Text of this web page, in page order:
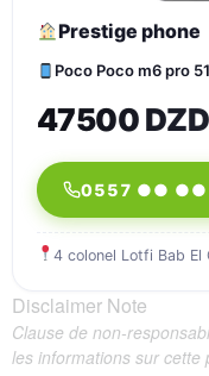
Prestige phone
Poco Poco m6 pro
47500 DZD
0557 ●●
4 colonel Lotfi Bab El
Disclaimer Note
Clause de non-
les informations sur cette